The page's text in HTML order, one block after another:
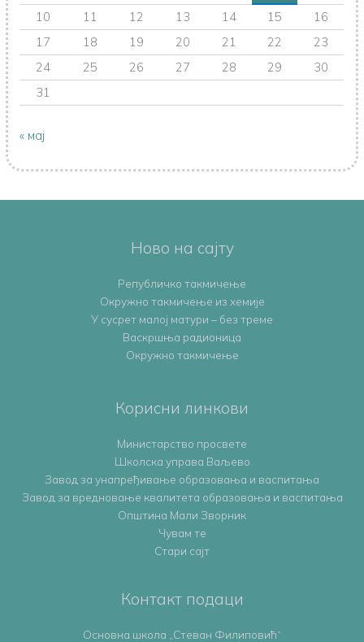
10
11 12 13 14 15
16
17
18 19 20 21 22
23
24
25 26 27 28 29
30
31
« мај
Ново на сајту
Републичко такмичење
Oкружно такмичењe из хемије
У сусрет малој матури – без треме
Васкршња радионица
Окружно такмичење
Корисни линкови
Министарство просвете
Школска управа Ваљево
Завод за унапређивање образовања и васпитања
Завод за вредновање квалитета образовања и васпитања
Општина Мали Зворник
Чувам те
Стари сајт
Контакт подаци
Основна школа „Стеван Филиповић“